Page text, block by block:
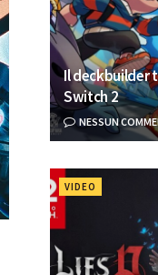
Il deckbuilder
Switch 2
NESSUN
VIDEO